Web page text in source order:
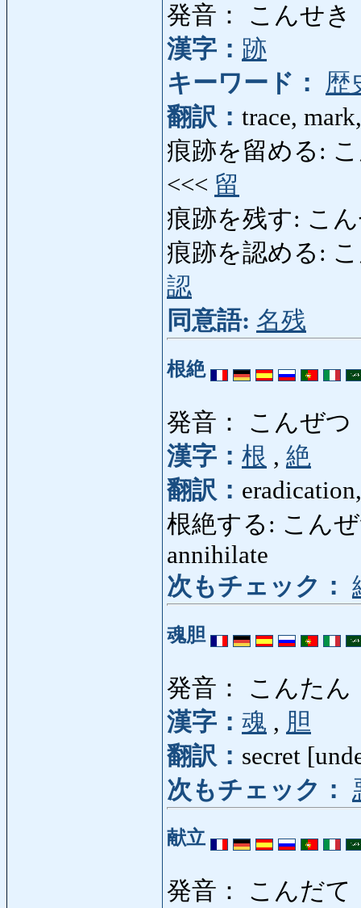
発音： こんせき
漢字： 跡
キーワード：
歴
翻訳： trace,
痕跡を留める:
<<< 留
痕跡を残す: こ
痕跡を認める:
認
同意語: 名残
根絶
発音： こんぜつ
漢字： 根 , 絶
翻訳：
根絶する: こんぜ
annihilate
次もチェック：
魂胆
発音： こんたん
漢字： 魂 , 胆
翻訳： secret
次もチェック：
献立
発音： こんだて